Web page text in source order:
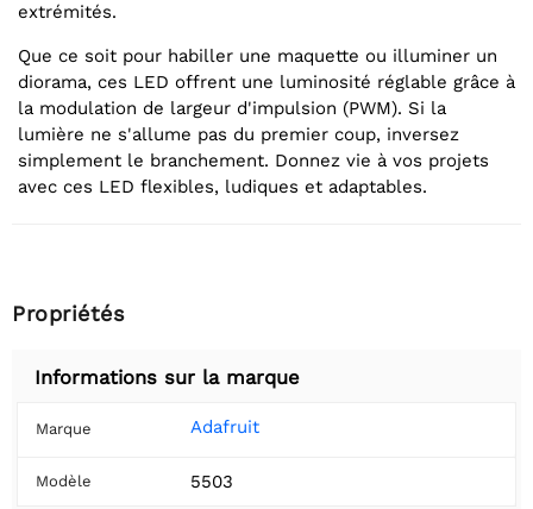
extrémités.
Que ce soit pour habiller une maquette ou illuminer un
diorama, ces LED offrent une luminosité réglable grâce à
la modulation de largeur d'impulsion (PWM). Si la
lumière ne s'allume pas du premier coup, inversez
simplement le branchement. Donnez vie à vos projets
avec ces LED flexibles, ludiques et adaptables.
Propriétés
Informations sur la marque
Marque Adafruit
Modèle 5503